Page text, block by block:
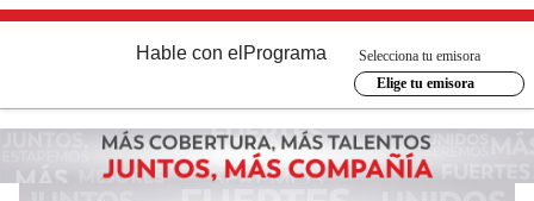
Hable con el Programa
Selecciona tu emisora
Elige tu emisora